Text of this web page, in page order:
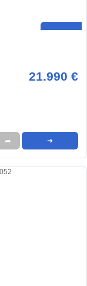
21.990 €
➦ ➜